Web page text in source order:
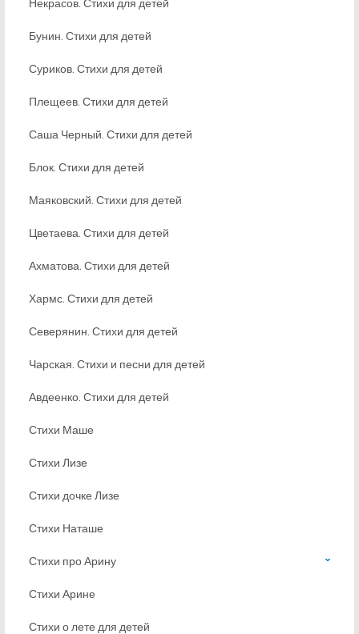
Некрасов. Стихи для детей
Бунин. Стихи для детей
Суриков. Стихи для детей
Плещеев. Стихи для детей
Саша Черный. Стихи для детей
Блок. Стихи для детей
Маяковский. Стихи для детей
Цветаева. Стихи для детей
Ахматова. Стихи для детей
Хармс. Стихи для детей
Северянин. Стихи для детей
Чарская. Стихи и песни для детей
Авдеенко. Стихи для детей
Стихи Маше
Стихи Лизе
Стихи дочке Лизе
Стихи Наташе
Стихи про Арину
Стихи Арине
Стихи о лете для детей